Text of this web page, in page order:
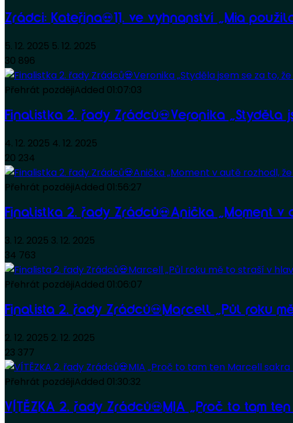
Zrádci: Kateřina💀11. ve vyhnanství „Mia
5. 12. 2025 5. 12. 2025
30 896
Přehrát pozdějiAdded 01:07:03
Finalistka 2. řady Zrádců💀Veronika „Styděla
4. 12. 2025 4. 12. 2025
20 234
Přehrát pozdějiAdded 01:56:27
Finalistka 2. řady Zrádců💀Anička „Moment
3. 12. 2025 3. 12. 2025
34 763
Přehrát pozdějiAdded 01:06:07
Finalista 2. řady Zrádců💀Marcell „Půl roku
2. 12. 2025 2. 12. 2025
23 377
Přehrát pozdějiAdded 01:30:32
VÍTĚZKA 2. řady Zrádců💀MIA „Proč to tam